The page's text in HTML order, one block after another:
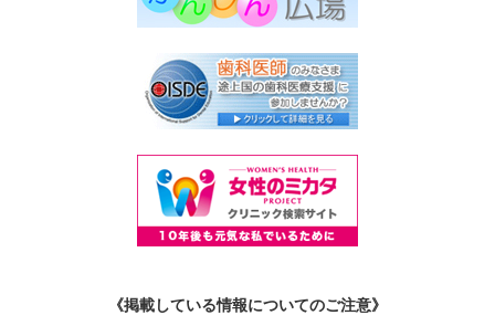
《掲載している情報についてのご注意》